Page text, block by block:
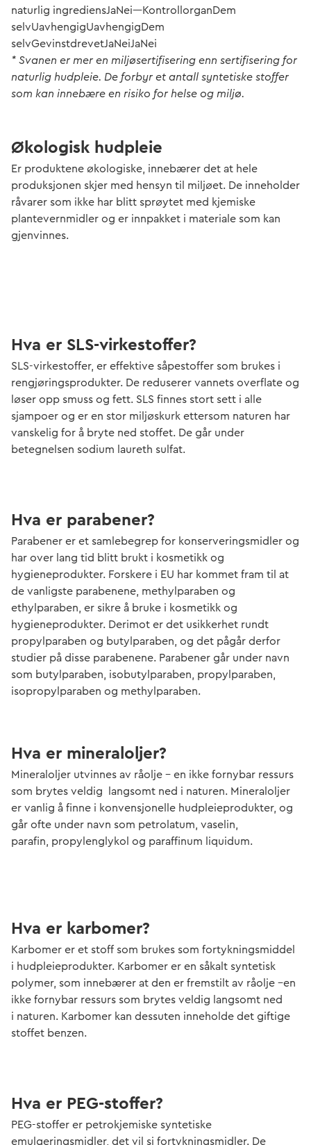
naturlig ingrediensJaNei––KontrollorganDem
selvUavhengigUavhengigDem
selvGevinstdrevetJaNeiJaNei
* Svanen er mer en miljøsertifisering enn sertifisering for
naturlig hudpleie. De forbyr et antall syntetiske stoffer
som kan innebære en risiko for helse og miljø.
Økologisk hudpleie
Er produktene økologiske, innebærer det at hele
produksjonen skjer med hensyn til miljøet. De inneholder
råvarer som ikke har blitt sprøytet med kjemiske
plantevernmidler og er innpakket i materiale som kan
gjenvinnes.
Hva er SLS-virkestoffer?
SLS-virkestoffer, er effektive såpestoffer som brukes i
rengjøringsprodukter. De reduserer vannets overflate og
løser opp smuss og fett. SLS finnes stort sett i alle
sjampoer og er en stor miljøskurk ettersom naturen har
vanskelig for å bryte ned stoffet. De går under
betegnelsen sodium laureth sulfat.
Hva er parabener?
Parabener er et samlebegrep for konserveringsmidler og
har over lang tid blitt brukt i kosmetikk og
hygieneprodukter. Forskere i EU har kommet fram til at
de vanligste parabenene, methylparaben og
ethylparaben, er sikre å bruke i kosmetikk og
hygieneprodukter. Derimot er det usikkerhet rundt
propylparaben og butylparaben, og det pågår derfor
studier på disse parabenene. Parabener går under navn
som butylparaben, isobutylparaben, propylparaben,
isopropylparaben og methylparaben.
Hva er mineraloljer?
Mineraloljer utvinnes av råolje – en ikke fornybar ressurs
som brytes veldig langsomt ned i naturen. Mineraloljer
er vanlig å finne i konvensjonelle hudpleieprodukter, og
går ofte under navn som petrolatum, vaselin,
parafin, propylenglykol og paraffinum liquidum.
Hva er karbomer?
Karbomer er et stoff som brukes som fortykningsmiddel
i hudpleieprodukter. Karbomer er en såkalt syntetisk
polymer, som innebærer at den er fremstilt av råolje –en
ikke fornybar ressurs som brytes veldig langsomt ned
i naturen. Karbomer kan dessuten inneholde det giftige
stoffet benzen.
Hva er PEG-stoffer?
PEG-stoffer er petrokjemiske syntetiske
emulgeringsmidler, det vil si fortykningsmidler. De